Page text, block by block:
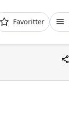
Favoritter